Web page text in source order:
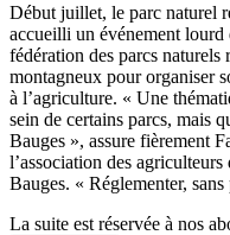
Début juillet, le parc naturel
accueilli un événement lourd
fédération des parcs
montagneux pour organiser
à l’agriculture. « Une
sein de certains parcs, mais
Bauges », assure fièrement
l’association des
Bauges. « Réglementer,
La suite est réservée à nos